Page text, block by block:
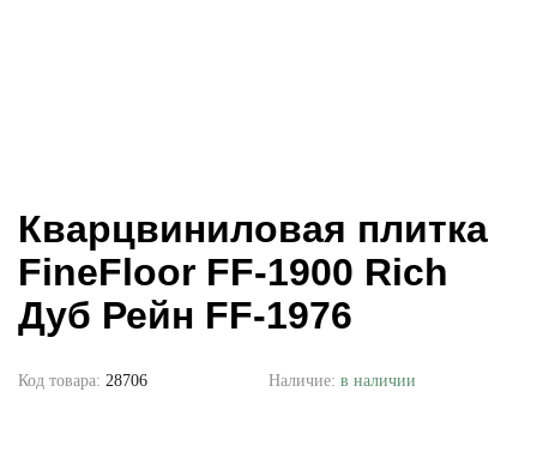
Кварцвиниловая плитка
FineFloor FF-1900 Rich
Дуб Рейн FF-1976
Код товара: 28706 Наличие: в наличии